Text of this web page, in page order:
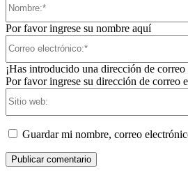
Por favor ingrese su nombre aquí
¡Has introducido una dirección de
Por favor ingrese su dirección de correo
Guardar mi nombre, correo